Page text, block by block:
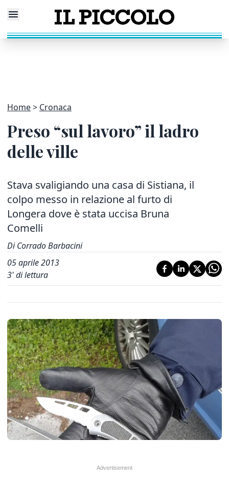
Home Cronaca
Preso “sul lavoro” il ladro
delle ville
Stava svaligiando una casa di Sistiana, il
colpo messo in relazione al furto di
Longera dove è stata uccisa Bruna
Comelli
Di Corrado Barbacini
05 aprile 2013
3' di lettura